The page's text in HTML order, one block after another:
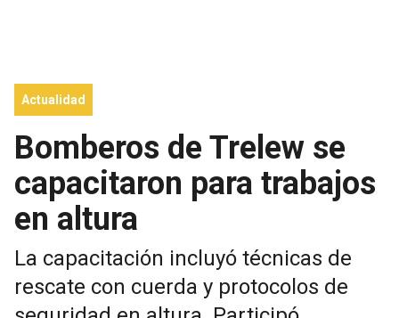
Actualidad
Bomberos de Trelew se
capacitaron para trabajos
en altura
La capacitación incluyó técnicas de
rescate con cuerda y protocolos de